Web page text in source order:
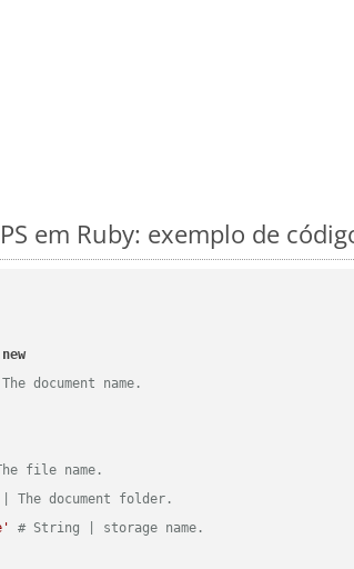
em Ruby: exemplo de
new
document name.
file name.
The document folder.
# String | storage name.